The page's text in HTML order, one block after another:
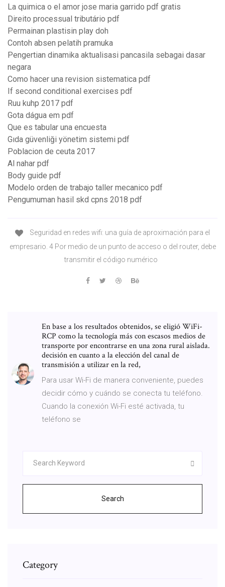
La quimica o el amor jose maria garrido pdf gratis
Direito processual tributário pdf
Permainan plastisin play doh
Contoh absen pelatih pramuka
Pengertian dinamika aktualisasi pancasila sebagai dasar
negara
Como hacer una revision sistematica pdf
If second conditional exercises pdf
Ruu kuhp 2017 pdf
Gota dágua em pdf
Que es tabular una encuesta
Gıda güvenliği yönetim sistemi pdf
Poblacion de ceuta 2017
Al nahar pdf
Body guide pdf
Modelo orden de trabajo taller mecanico pdf
Pengumuman hasil skd cpns 2018 pdf
Seguridad en redes wifi: una guía de aproximación para el
empresario. 4 Por medio de un punto de acceso o del router, debe
transmitir el código numérico
En base a los resultados obtenidos, se eligió WiFi-
RCP como la tecnología más con escasos medios de
transporte por encontrarse en una zona rural aislada.
decisión en cuanto a la elección del canal de
transmisión a utilizar en la red,
Para usar Wi-Fi de manera conveniente, puedes
decidir cómo y cuándo se conecta tu teléfono.
Cuando la conexión Wi-Fi esté activada, tu
teléfono se
Search
Category